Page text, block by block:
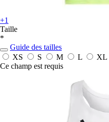
+1
Taille
*
Guide des tailles
XS
S M L XL
Ce champ est requis